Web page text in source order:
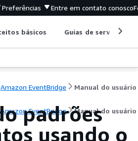
Preferências Entre em contato conosco
básicos Guias de serviço
Amazon EventBridge Manual do usuário
Amazon EventBridge Manual do usuário
padrões
usando o